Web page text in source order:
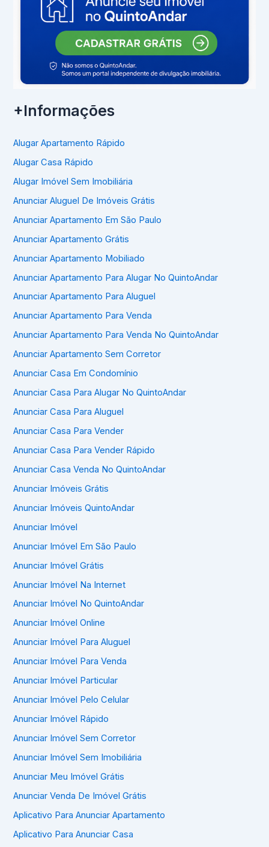
+Informações
Alugar Apartamento Rápido
Alugar Casa Rápido
Alugar Imóvel Sem Imobiliária
Anunciar Aluguel De Imóveis Grátis
Anunciar Apartamento Em São Paulo
Anunciar Apartamento Grátis
Anunciar Apartamento Mobiliado
Anunciar Apartamento Para Alugar No QuintoAndar
Anunciar Apartamento Para Aluguel
Anunciar Apartamento Para Venda
Anunciar Apartamento Para Venda No QuintoAndar
Anunciar Apartamento Sem Corretor
Anunciar Casa Em Condomínio
Anunciar Casa Para Alugar No QuintoAndar
Anunciar Casa Para Aluguel
Anunciar Casa Para Vender
Anunciar Casa Para Vender Rápido
Anunciar Casa Venda No QuintoAndar
Anunciar Imóveis Grátis
Anunciar Imóveis QuintoAndar
Anunciar Imóvel
Anunciar Imóvel Em São Paulo
Anunciar Imóvel Grátis
Anunciar Imóvel Na Internet
Anunciar Imóvel No QuintoAndar
Anunciar Imóvel Online
Anunciar Imóvel Para Aluguel
Anunciar Imóvel Para Venda
Anunciar Imóvel Particular
Anunciar Imóvel Pelo Celular
Anunciar Imóvel Rápido
Anunciar Imóvel Sem Corretor
Anunciar Imóvel Sem Imobiliária
Anunciar Meu Imóvel Grátis
Anunciar Venda De Imóvel Grátis
Aplicativo Para Anunciar Apartamento
Aplicativo Para Anunciar Casa